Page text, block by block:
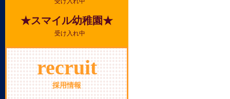
★スマイル幼稚園★
受け入れ中
recruit
採用情報